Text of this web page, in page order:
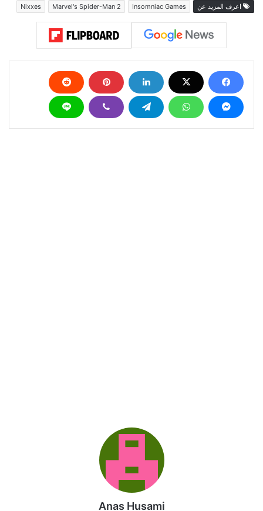
اعرف المزيد عن Insomniac Games
Marvel's Spider-Man 2
Nixxes
Anas Husami